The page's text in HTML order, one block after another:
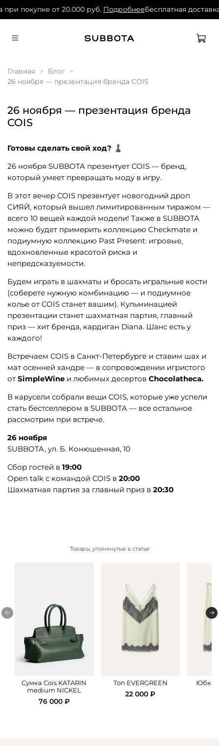
при покупке от 20.000 руб. ПодробнееБесплатная
Главная
Блог
26 ноября — презентация бренда COIS
26 ноября — презентация бренда
COIS
Готовы сделать свой ход? ♟
26 ноября SUBBOTA презентует COIS — бренд,
который умеет превращать моду в игру.
В этот вечер COIS презентует новогодний дроп
СИЯЙ, который вышел лимитированным тиражом —
всего 10 вещей каждой модели! Также в SUBBOTA
можно будет примерить коллекцию Checkmate и
подиумную коллекцию Past Present: игровые,
вдохновленные красотой риска и
непредсказуемости.
Будем играть в шахматы и бросать игральные кости
(соберете нужную комбинацию — и подиумное
колье от COIS станет вашим). Кульминацией
презентации станет шахматная партия, главный
приз — хит бренда, кардиган Diana. Шанс есть у
каждого!
Встречаем COIS в Санкт-Петербурге и ставим шах и
мат осенней хандре — в сопровождении игристого
от SimpleWine и любимых десертов Chocolatheca.
В карусели собрали вещи COIS, которые уже успели
стать бестселлером в SUBBOTA — все остальное
рассмотрим при встрече.
26 ноября
SUBBOTA, ул. Б. Конюшенная, 10
Сбор гостей в 19:00
Open talk с командой COIS в 20:00
Шахматная партия за главный приз в 20:30
Товары, упомянутые в статье
Сумка Cois KATARIN
medium NICKEL
76 000 ₽
Топ EVERGREEN
22 000 ₽
Юбка